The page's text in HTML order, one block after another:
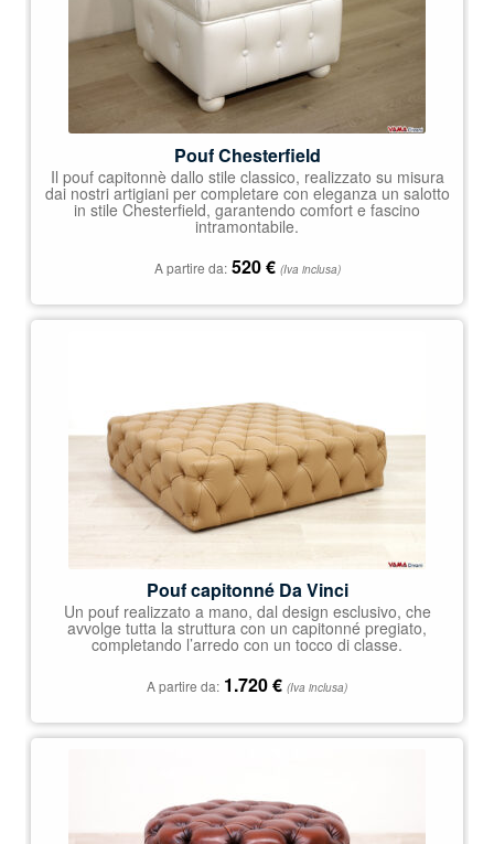
Pouf Chesterfield
Il pouf capitonnè dallo stile classico, realizzato su misura
dai nostri artigiani per completare con eleganza un salotto
in stile Chesterfield, garantendo comfort e fascino
intramontabile.
A partire da: 520€ (Iva inclusa)
Pouf capitonné Da Vinci
Un pouf realizzato a mano, dal design esclusivo, che
avvolge tutta la struttura con un capitonné pregiato,
completando l’arredo con un tocco di classe.
A partire da: 1.720€ (Iva inclusa)